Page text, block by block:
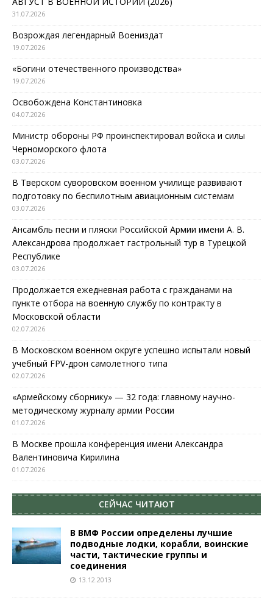
31.07.2026
Возрождая легендарный Воениздат
19.07.2026
«Богини отечественного производства»
19.07.2026
Освобождена Константиновка
04.07.2026
Министр обороны РФ проинспектировал войска и силы
Черноморского флота
03.07.2026
В Тверском суворовском военном училище развивают
подготовку по беспилотным авиационным системам
03.07.2026
Ансамбль песни и пляски Российской Армии имени А. В.
Александрова продолжает гастрольный тур в Турецкой
Республике
03.07.2026
Продолжается ежедневная работа с гражданами на
пункте отбора на военную службу по контракту в
Московской области
02.07.2026
В Московском военном округе успешно испытали новый
учебный FPV-дрон самолетного типа
02.07.2026
«Армейскому сборнику» — 32 года: главному научно-
методическому журналу армии России
01.07.2026
В Москве прошла конференция имени Александра
Валентиновича Кирилина
01.07.2026
СЕЙЧАС ЧИТАЮТ
В ВМФ России определены лучшие
подводные лодки, корабли, воинские
части, тактические группы и
соединения
13.12.2013